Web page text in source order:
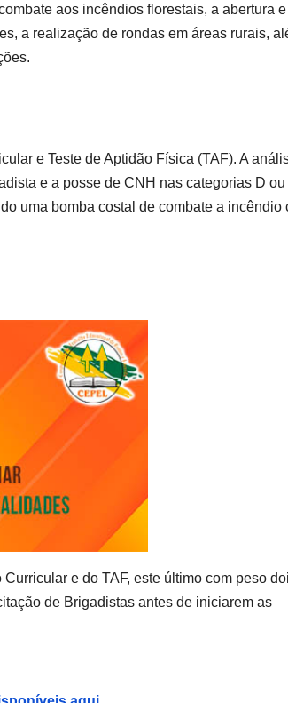
aos incêndios florestais, a abertura
a realização de rondas em áreas rurais,
e Teste de Aptidão Física (TAF). A
e a posse de CNH nas categorias D ou
uma bomba costal de combate a incêndio
e do TAF, este último com peso
de Brigadistas antes de iniciarem as